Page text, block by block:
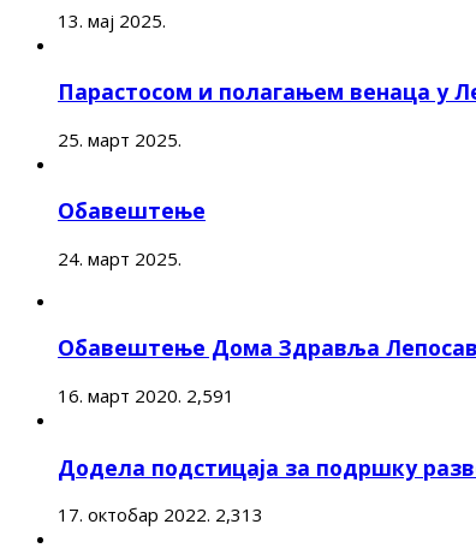
13. мај 2025.
Парастосом и полагањем венаца у
25. март 2025.
Обавештење
24. март 2025.
Обавештење Дома Здравља
16. март 2020. 2,591
Додела подстицаја за подршку
17. октобар 2022. 2,313